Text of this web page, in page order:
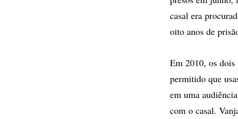
casal era
oito anos de
Em 2010, os dois
permitido que
em uma
com o casal.